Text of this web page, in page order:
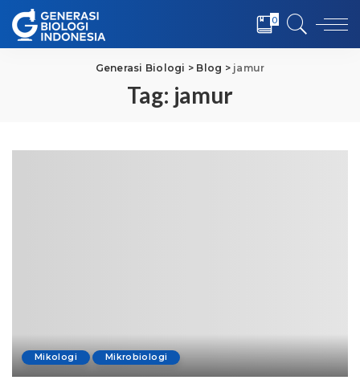
0
Generasi Biologi > Blog > jamur
Tag: jamur
Mikologi Mikrobiologi